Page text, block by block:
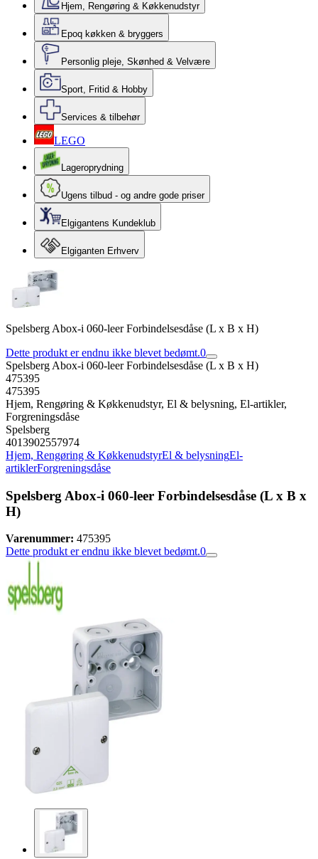
Hjem, Rengøring & Køkkenudstyr
Epoq køkken & bryggers
Personlig pleje, Skønhed & Velvære
Sport, Fritid & Hobby
Services & tilbehør
LEGO
Lageroprydning
Ugens tilbud - og andre gode priser
Elgigantens Kundeklub
Elgiganten Erhverv
Spelsberg Abox-i 060-leer Forbindelsesdåse (L x B x H)
Dette produkt er endnu ikke blevet bedømt.0
Spelsberg Abox-i 060-leer Forbindelsesdåse (L x B x H)
475395
475395
Hjem, Rengøring & Køkkenudstyr, El & belysning, El-artikler,
Forgreningsdåse
Spelsberg
4013902557974
Hjem, Rengøring & KøkkenudstyrEl & belysningEl-
artiklerForgreningsdåse
Spelsberg Abox-i 060-leer Forbindelsesdåse (L x B x
H)
Varenummer: 475395
Dette produkt er endnu ikke blevet bedømt.0